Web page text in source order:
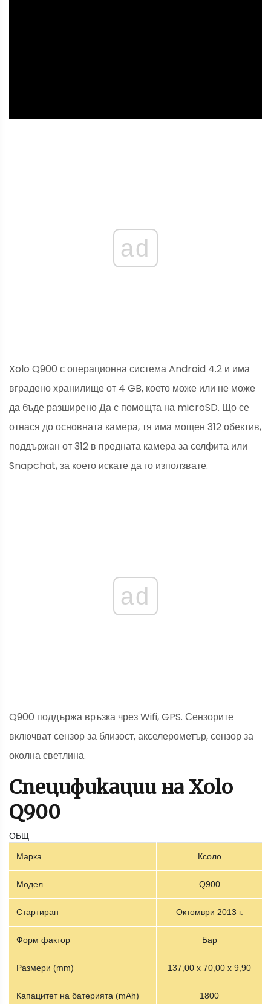
ad
Xolo Q900 с операционна система Android 4.2 и има
вградено хранилище от 4 GB, което може или не може
да бъде разширено Да с помощта на microSD. Що се
отнася до основната камера, тя има мощен 312 обектив,
поддържан от 312 в предната камера за селфита или
Snapchat, за което искате да го използвате.
ad
Q900 поддържа връзка чрез Wifi, GPS. Сензорите
включват сензор за близост, акселерометър, сензор за
околна светлина.
Спецификации на Xolo
Q900
ОБЩ
Марка Ксоло
Модел Q900
Стартиран Октомври 2013 г.
Форм фактор Бар
Размери (mm) 137,00 х 70,00 х 9,90
Капацитет на батерията (mAh) 1800